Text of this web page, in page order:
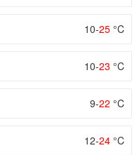
10-25 °C
10-23 °C
9-22 °C
12-24 °C